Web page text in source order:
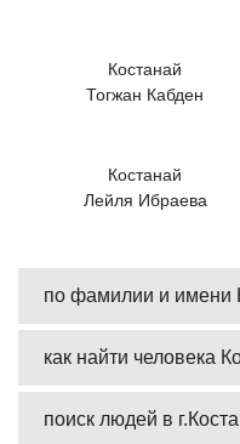
Костанай
Тогжан Кабден
Костанай
Лейля Ибраева
по фамилии и имени
как найти человека
поиск людей в